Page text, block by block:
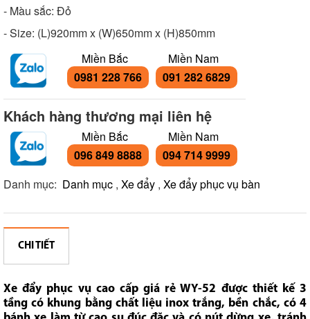
- Màu sắc: Đỏ
- Size: (L)920mm x (W)650mm x (H)850mm
Miền Bắc
0981 228 766
Miền Nam
091 282 6829
Khách hàng thương mại liên hệ
Miền Bắc
096 849 8888
Miền Nam
094 714 9999
Danh mục: Danh mục , Xe đẩy , Xe đẩy phục vụ bàn
CHI TIẾT
Xe đẩy phục vụ cao cấp giá rẻ WY-52 được thiết kế 3
tầng có khung bằng chất liệu inox trắng, bền chắc, có 4